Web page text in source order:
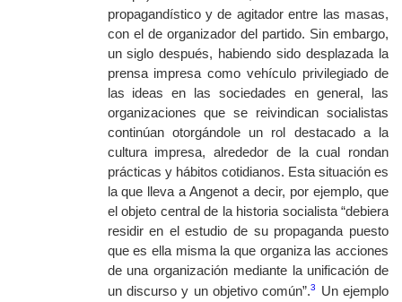
propagandístico y de agitador entre las masas,
con el de organizador del partido. Sin embargo,
un siglo después, habiendo sido desplazada la
prensa impresa como vehículo privilegiado de
las ideas en las sociedades en general, las
organizaciones que se reivindican socialistas
continúan otorgándole un rol destacado a la
cultura impresa, alrededor de la cual rondan
prácticas y hábitos cotidianos. Esta situación es
la que lleva a Angenot a decir, por ejemplo, que
el objeto central de la historia socialista “debiera
residir en el estudio de su propaganda puesto
que es ella misma la que organiza las acciones
de una organización mediante la unificación de
un discurso y un objetivo común”.3
Un ejemplo